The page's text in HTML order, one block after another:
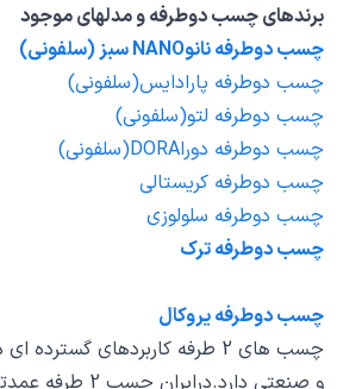
برندهای چسب دوطرفه و مدلهای موجود
چسب دوطرفه نانوNANO سبز (سلفونی)
چسب دوطرفه پارادایس(سلفونی)
چسب دوطرفه لتو(سلفونی)
چسب دوطرفه دوراDORA(سلفونی)
چسب دوطرفه کریستالی
چسب دوطرفه سلولوزی
چسب دوطرفه ترک
چسب دوطرفه یروکال
چسب های 2 طرفه کاربردهای
و صنعتی